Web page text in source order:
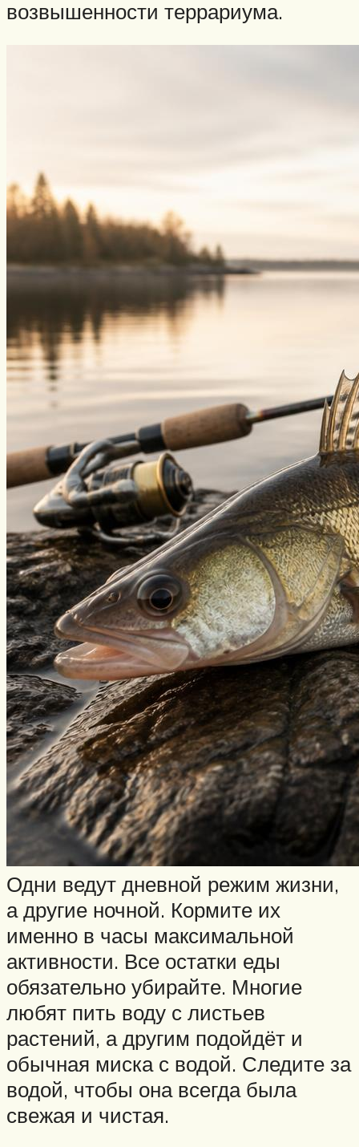
возвышенности террариума.
Одни ведут дневной режим жизни,
а другие ночной. Кормите их
именно в часы максимальной
активности. Все остатки еды
обязательно убирайте. Многие
любят пить воду с листьев
растений, а другим подойдёт и
обычная миска с водой. Следите за
водой, чтобы она всегда была
свежая и чистая.